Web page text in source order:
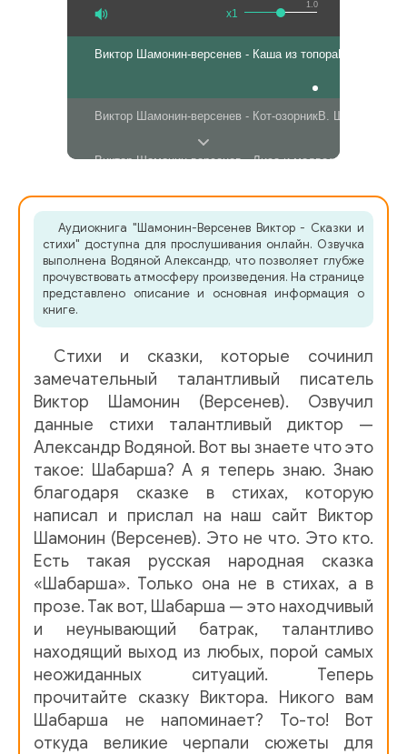
1.0
x1
Виктор Шамонин-версенев - Каша из топораВ.
Виктор Шамонин-версенев - Кот-озорникВ. Шамонин-
Виктор Шамонин-версенев - Лиса и медведь
В.
В. Шамонин-Версенев. На лугу серебряные кони - чит.
В. Шамонин-Версенев. Припаду я к ручью звенящему -
Виктор Шамонин-версенев - Фома и чертВ. Шамонин-
Виктор Шамонин-версенев - ШабаршаВ. Шамонин-
Аудиокнига "Шамонин-Версенев Виктор - Сказки и
стихи" доступна для прослушивания онлайн. Озвучка
выполнена Водяной Александр, что позволяет глубже
прочувствовать атмосферу произведения. На странице
представлено описание и основная информация о
книге.
Стихи и сказки, которые сочинил
замечательный талантливый писатель
Виктор Шамонин (Версенев). Озвучил
данные стихи талантливый диктор —
Александр Водяной. Вот вы знаете что это
такое: Шабарша? А я теперь знаю. Знаю
благодаря сказке в стихах, которую
написал и прислал на наш сайт Виктор
Шамонин (Версенев). Это не что. Это кто.
Есть такая русская народная сказка
«Шабарша». Только она не в стихах, а в
прозе. Так вот, Шабарша — это находчивый
и неунывающий батрак, талантливо
находящий выход из любых, порой самых
неожиданных ситуаций. Теперь
прочитайте сказку Виктора. Никого вам
Шабарша не напоминает? То-то! Вот
откуда великие черпали сюжеты для